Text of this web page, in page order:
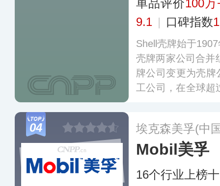
单品评价100万
9.1 | 口碑指数
Shell壳牌始于
壳牌两家公司合并
牌公司变更为壳
工公司，在全球超
劲霸等车用润滑油
04 埃克森美孚(中
Mobil美孚
16个行业上榜